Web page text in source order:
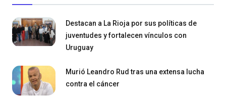
Destacan a La Rioja por sus políticas de
juventudes y fortalecen vínculos con
Uruguay
Murió Leandro Rud tras una extensa lucha
contra el cáncer